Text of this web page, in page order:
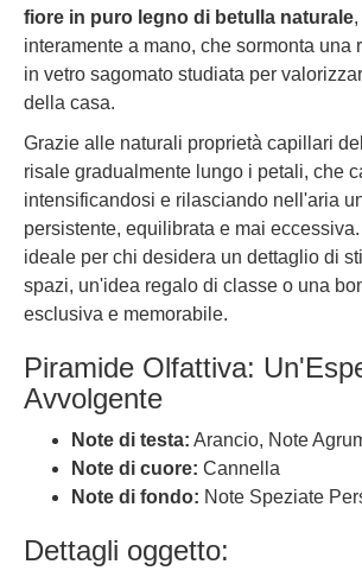
fiore in puro legno di betulla naturale
interamente a mano, che sormonta una
in vetro sagomato studiata per
della casa.
Grazie alle naturali proprietà capillari
risale gradualmente lungo i petali, che
intensificandosi e rilasciando nell'aria
persistente, equilibrata e mai
ideale per chi desidera un dettaglio di
spazi, un'idea regalo di classe o una
esclusiva e memorabile.
Piramide Olfattiva:
Avvolgente
Note di testa: Arancio, Note
Note di cuore: Cannella
Note di fondo: Note Speziate
Dettagli oggetto: